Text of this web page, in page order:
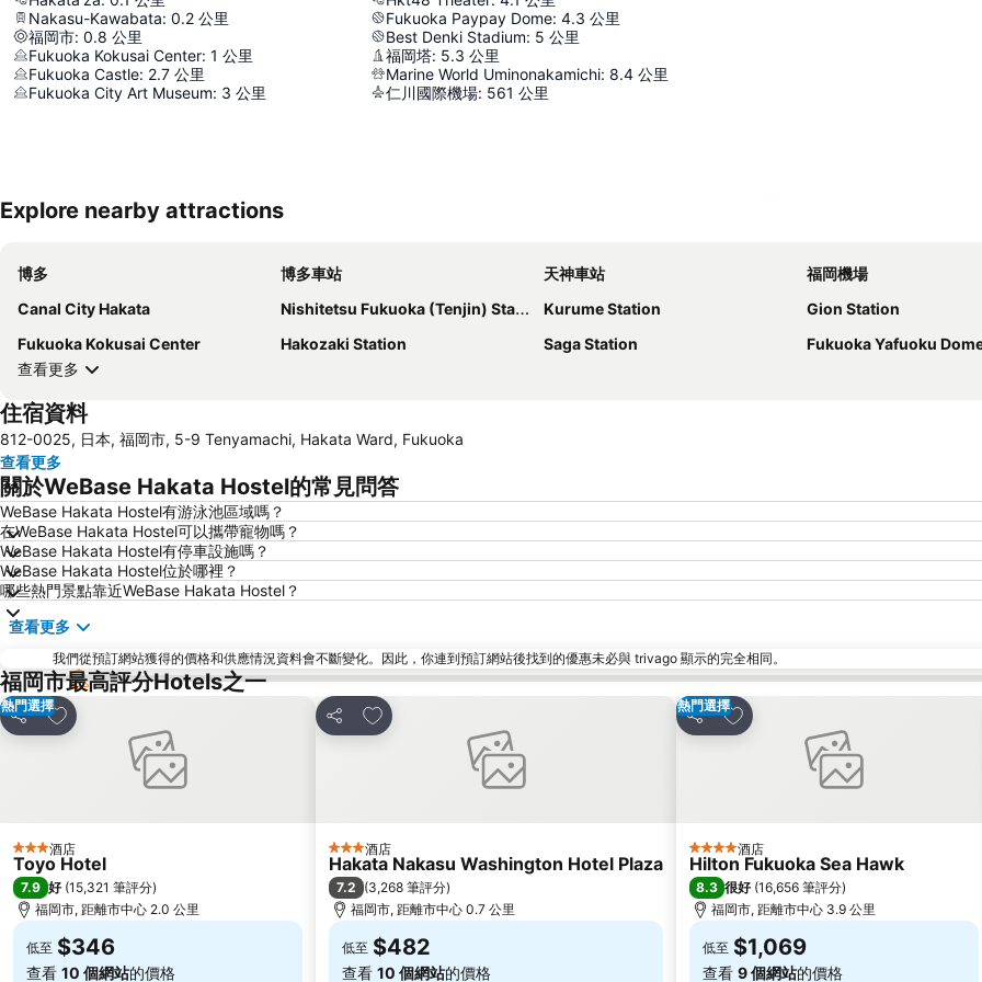
Nakasu-Kawabata: 0.2 公里
福岡市: 0.8 公里
Fukuoka Kokusai Center: 1 公里
Fukuoka Castle: 2.7 公里
Fukuoka City Art Museum: 3 公里
Fukuoka Paypay Dome: 4.3 公里
Best Denki Stadium: 5 公里
福岡塔: 5.3 公里
Marine World Uminonakamichi: 8.4 公里
仁川國際機場: 561 公里
Explore nearby attractions
博多 博多車站 天神車站
福岡機場
Canal City Hakata
Nishitetsu Fukuoka (Tenjin) Station Kurume Station
Gion Station
Fukuoka Kokusai Center
Hakozaki Station Saga Station
Fukuoka Yafuoku
查看更多
住宿資料
812-0025, 日本, 福岡市, 5-9 Tenyamachi, Hakata Ward, Fukuoka
查看更多
關於WeBase Hakata Hostel的常見問答
WeBase Hakata Hostel有游泳池區域嗎？
在WeBase Hakata Hostel可以攜帶寵物嗎？
WeBase Hakata Hostel有停車設施嗎？
WeBase Hakata Hostel位於哪裡？
哪些熱門景點靠近WeBase Hakata Hostel？
查看更多
我們從預訂網站獲得的價格和供應情況資料會不斷變化。因此，你連到預訂網站後找到的優惠未必與 trivago 顯示的完全相同。
福岡市最高評分Hotels之一
熱門選擇
分享
放到收藏夾
3 星級酒店
Toyo Hotel
7.9 好 (15,321 筆評分)
福岡市, 距離市中心 2.0 公里
低至 $346
查看 10 個網站的價格
分享
放到收藏夾
3 星級酒店
Hakata Nakasu Washington Hotel Plaza
7.2 (3,268 筆評分)
福岡市, 距離市中心 0.7 公里
低至 $482
查看 10 個網站的價格
熱門選擇
分享
放到收藏夾
4 星級 酒店
Hilton Fukuoka Sea Hawk
8.3 很好 (16,656 筆評分)
福岡市, 距離市中心 3.9 公里
低至 $1,069
查看 9 個網站的價格